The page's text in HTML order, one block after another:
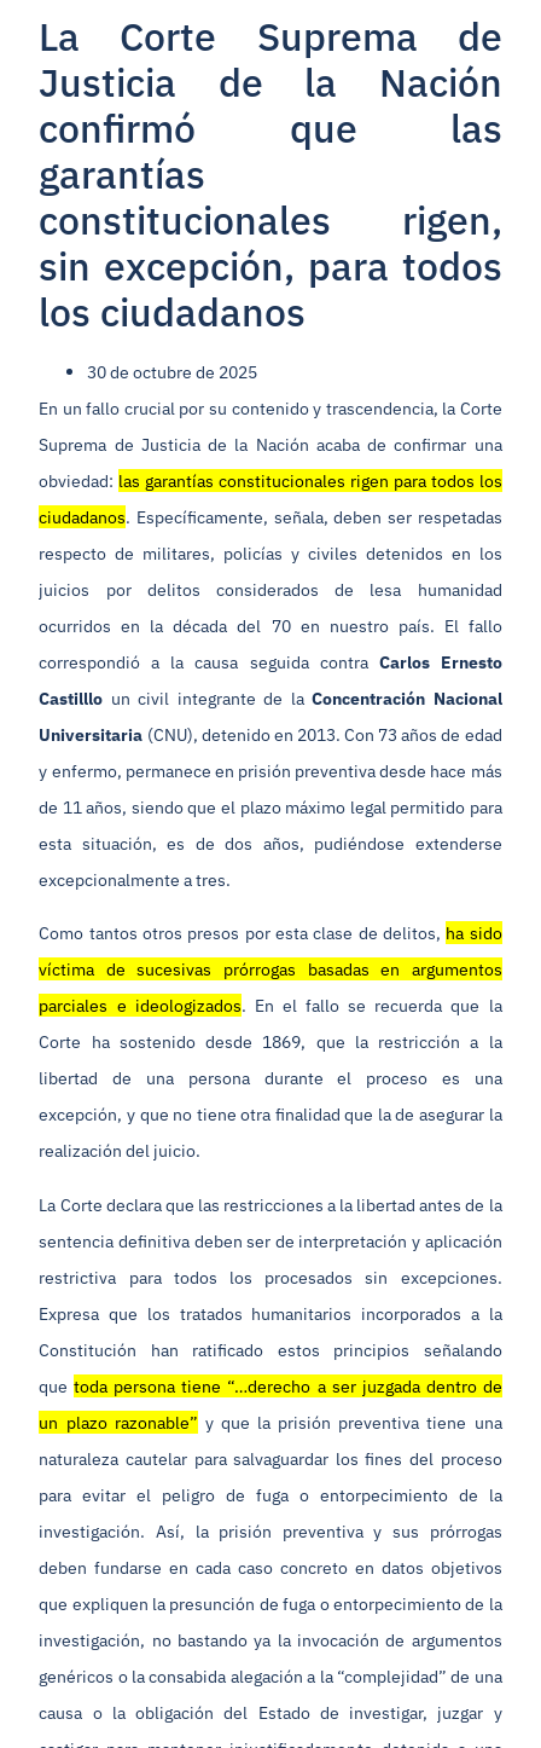
La Corte Suprema de
Justicia de la Nación
confirmó que las
garantías
constitucionales rigen,
sin excepción, para todos
los ciudadanos
30 de octubre de 2025
En un fallo crucial por su contenido y trascendencia, la Corte
Suprema de Justicia de la Nación acaba de confirmar una
obviedad: las garantías constitucionales rigen para todos los
ciudadanos. Específicamente, señala, deben ser respetadas
respecto de militares, policías y civiles detenidos en los
juicios por delitos considerados de lesa humanidad
ocurridos en la década del 70 en nuestro país. El fallo
correspondió a la causa seguida contra Carlos Ernesto
Castilllo un civil integrante de laConcentración Nacional
Universitaria (CNU), detenido en 2013. Con 73 años de edad
y enfermo, permanece en prisión preventiva desde hace más
de 11 años, siendo que el plazo máximo legal permitido para
esta situación, es de dos años, pudiéndose extenderse
excepcionalmente a tres.
Como tantos otros presos por esta clase de delitos, ha sido
víctima de sucesivas prórrogas basadas en argumentos
parciales e ideologizados. En el fallo se recuerda que la
Corte ha sostenido desde 1869, que la restricción a la
libertad de una persona durante el proceso es una
excepción, y que no tiene otra finalidad que la de asegurar la
realización del juicio.
La Corte declara que las restricciones a la libertad antes de la
sentencia definitiva deben ser de interpretación y aplicación
restrictiva para todos los procesados sin excepciones.
Expresa que los tratados humanitarios incorporados a la
Constitución han ratificado estos principios señalando
quetoda persona tiene “…derecho a ser juzgada dentro de
un plazo razonable” y que la prisión preventiva tiene una
naturaleza cautelar para salvaguardar los fines del proceso
para evitar el peligro de fuga o entorpecimiento de la
investigación. Así, la prisión preventiva y sus prórrogas
deben fundarse en cada caso concreto en datos objetivos
que expliquen la presunción de fuga o entorpecimiento de la
investigación, no bastando ya la invocación de argumentos
genéricos o la consabida alegación a la “complejidad” de una
causa o la obligación del Estado de investigar, juzgar y